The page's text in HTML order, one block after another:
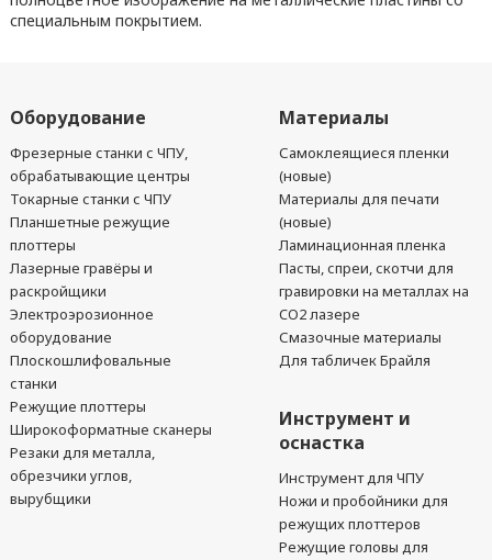
специальным покрытием.
Оборудование
Фрезерные станки с ЧПУ,
обрабатывающие центры
Токарные станки с ЧПУ
Планшетные режущие
плоттеры
Лазерные гравёры и
раскройщики
Электроэрозионное
оборудование
Плоскошлифовальные
станки
Режущие плоттеры
Широкоформатные сканеры
Резаки для металла,
обрезчики углов,
вырубщики
Материалы
Самоклеящиеся пленки
(новые)
Материалы для печати
(новые)
Ламинационная пленка
Пасты, спреи, скотчи для
гравировки на металлах на
CO2 лазере
Смазочные материалы
Для табличек Брайля
Инструмент и
оснастка
Инструмент для ЧПУ
Ножи и пробойники для
режущих плоттеров
Режущие головы для